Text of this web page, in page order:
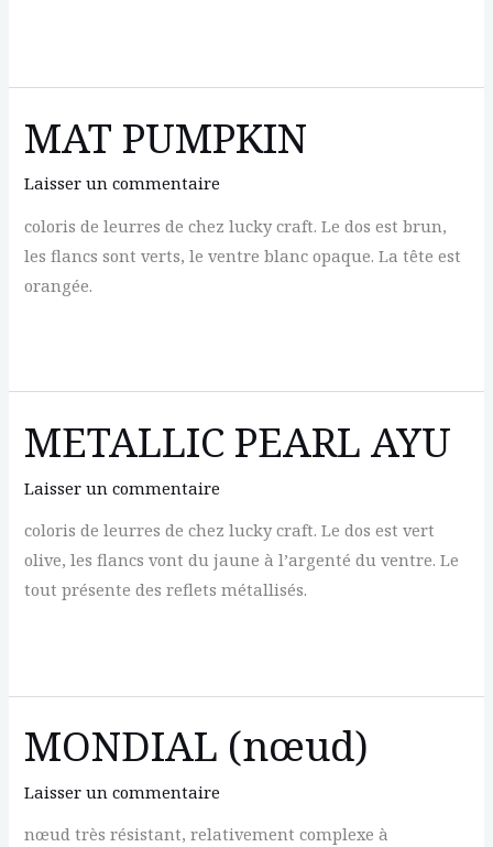
MAT PUMPKIN
Laisser un commentaire
coloris de leurres de chez lucky craft. Le dos est brun,
les flancs sont verts, le ventre blanc opaque. La tête est
orangée.
PUMPKIN
METALLIC PEARL AYU
Laisser un commentaire
coloris de leurres de chez lucky craft. Le dos est vert
olive, les flancs vont du jaune à l’argenté du ventre. Le
tout présente des reflets métallisés.
PEARL
MONDIAL (nœud)
Laisser un commentaire
nœud très résistant, relativement complexe à